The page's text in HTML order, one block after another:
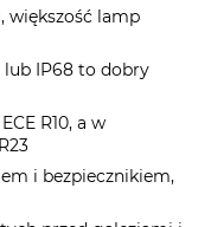
większość lamp
lub IP68 to dobry
R10, a w
i bezpiecznikiem,